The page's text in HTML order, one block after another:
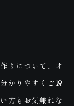
りについて、オ
かりやすくご説
方もお気兼ねな